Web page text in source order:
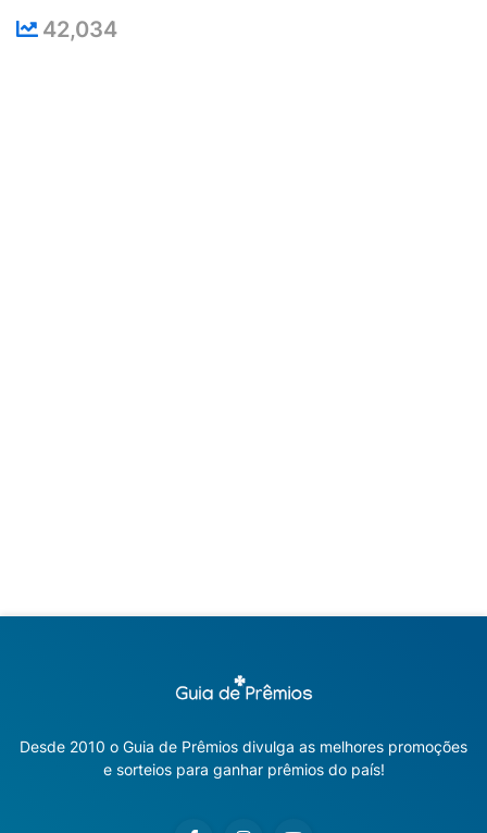
42,034
Desde 2010 o Guia de Prêmios divulga as melhores promoções
e sorteios para ganhar prêmios do país!